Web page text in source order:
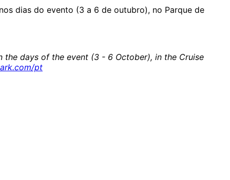
dias do evento (3 a 6 de outubro), no Parque de
the days of the event (3 - 6 October), in the Cruise
pt